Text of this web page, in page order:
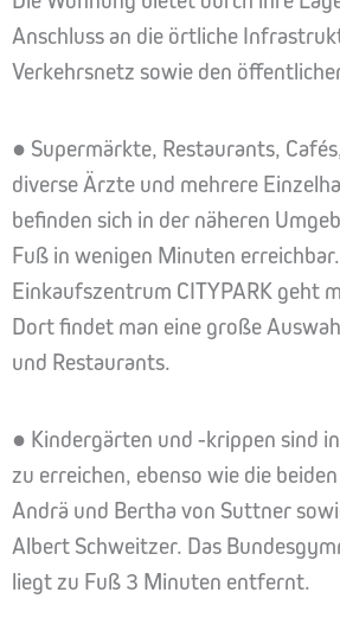
Anschluss an die örtliche
Verkehrsnetz sowie den
● Supermärkte, Restaurants,
diverse Ärzte und mehrere
befinden sich in der näheren
Fuß in wenigen Minuten
Einkaufszentrum CITYPARK geht
Dort findet man eine große
und Restaurants.
● Kindergärten und -krippen sind
zu erreichen, ebenso wie die
Andrä und Bertha von Suttner
Albert Schweitzer. Das
liegt zu Fuß 3 Minuten entfernt.